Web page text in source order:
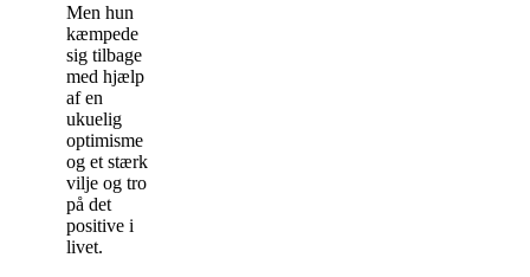
Men hun
kæmpede
sig tilbage
med hjælp
af en
ukuelig
optimisme
og et stærk
vilje og tro
på det
positive i
livet.